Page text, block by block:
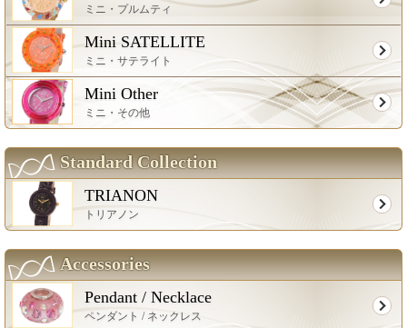
ミニ・プルムティ
Mini SATELLITE
ミニ・サテライト
Mini Other
ミニ・その他
Standard Collection
TRIANON
トリアノン
Accessories
Pendant / Necklace
ペンダント / ネックレス